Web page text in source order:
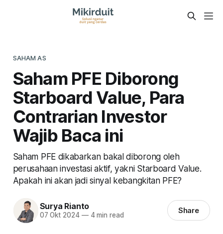
SAHAM AS
Saham PFE Diborong
Starboard Value, Para
Contrarian Investor
Wajib Baca ini
Saham PFE dikabarkan bakal diborong oleh
perusahaan investasi aktif, yakni Starboard Value.
Apakah ini akan jadi sinyal kebangkitan PFE?
Surya Rianto
07 Okt 2024 —4 min read Share